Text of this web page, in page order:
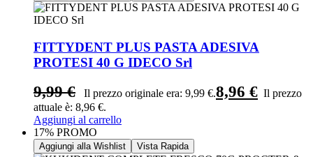
FITTYDENT PLUS PASTA ADESIVA
PROTESI 40 G IDECO Srl
9,99€ Il prezzo originale era: 9,99 €.8,96 € Il prezzo
attuale è: 8,96 €.
Aggiungi al carrello
17% PROMO
Aggiungi alla Wishlist Vista Rapida